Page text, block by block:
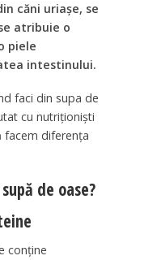
căni uriașe, se
atribuie o
piele
intestinului.
faci din supa de
cu nutriționiști
facem diferența
de oase?
conține